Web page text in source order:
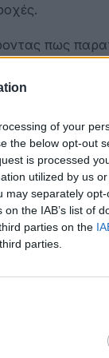
of your
the below opt-out
is processed
utilized by us
may separately
the IAB’s list of
parties on the
parties.
πως
— με το νερό
χρήση.
μεταξύ των
καταναλωτών.
που
με
πότισμα των
πως
πως το επόμενο